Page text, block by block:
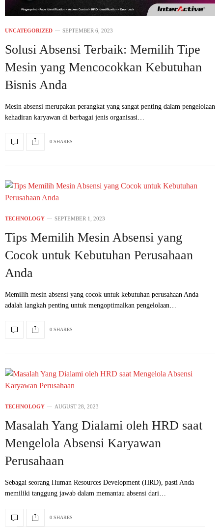
UNCATEGORIZED SEPTEMBER 6, 2023
Solusi Absensi Terbaik: Memilih Tipe
Mesin yang Mencocokkan Kebutuhan
Bisnis Anda
Mesin absensi merupakan perangkat yang sangat penting dalam pengelolaan
kehadiran karyawan di berbagai jenis organisasi…
0 SHARES
TECHNOLOGY SEPTEMBER 1, 2023
Tips Memilih Mesin Absensi yang
Cocok untuk Kebutuhan Perusahaan
Anda
Memilih mesin absensi yang cocok untuk kebutuhan perusahaan Anda
adalah langkah penting untuk mengoptimalkan pengelolaan…
0 SHARES
TECHNOLOGY AUGUST 28, 2023
Masalah Yang Dialami oleh HRD saat
Mengelola Absensi Karyawan
Perusahaan
Sebagai seorang Human Resources Development (HRD), pasti Anda
memiliki tanggung jawab dalam memantau absensi dari…
0 SHARES